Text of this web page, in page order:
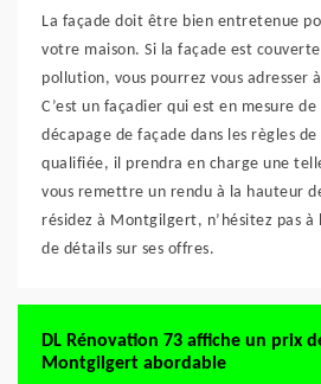
La façade doit être bien entretenue
votre maison. Si la façade est
pollution, vous pourrez vous adresser
C’est un façadier qui est en mesure de
décapage de façade dans les règles
qualifiée, il prendra en charge une
vous remettre un rendu à la hauteur
résidez à Montgilgert, n’hésitez pas
de détails sur ses offres.
DL Rénovation 73 affiche un prix
Montgilgert abordable